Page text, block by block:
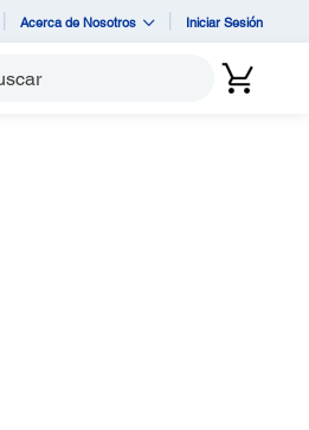
Acerca de Nosotros Iniciar Sesión